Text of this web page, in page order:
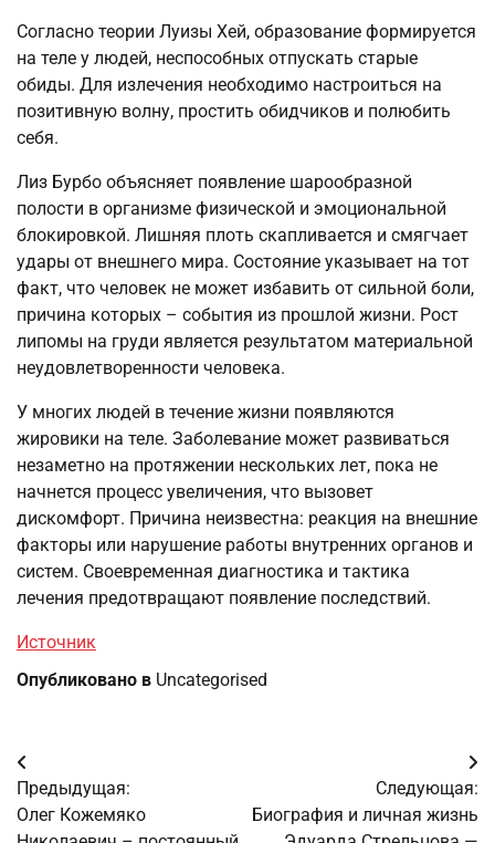
Согласно теории Луизы Хей, образование формируется
на теле у людей, неспособных отпускать старые
обиды. Для излечения необходимо настроиться на
позитивную волну, простить обидчиков и полюбить
себя.
Лиз Бурбо объясняет появление шарообразной
полости в организме физической и эмоциональной
блокировкой. Лишняя плоть скапливается и смягчает
удары от внешнего мира. Состояние указывает на тот
факт, что человек не может избавить от сильной боли,
причина которых – события из прошлой жизни. Рост
липомы на груди является результатом материальной
неудовлетворенности человека.
У многих людей в течение жизни появляются
жировики на теле. Заболевание может развиваться
незаметно на протяжении нескольких лет, пока не
начнется процесс увеличения, что вызовет
дискомфорт. Причина неизвестна: реакция на внешние
факторы или нарушение работы внутренних органов и
систем. Своевременная диагностика и тактика
лечения предотвращают появление последствий.
Источник
Опубликовано в Uncategorised
Навигация
по
Предыдущая:
Олег Кожемяко
Следующая:
Биография и личная жизнь